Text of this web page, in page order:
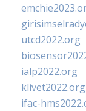
utcd2022.org
ialp2022.org
klivet2022.org
ifac-